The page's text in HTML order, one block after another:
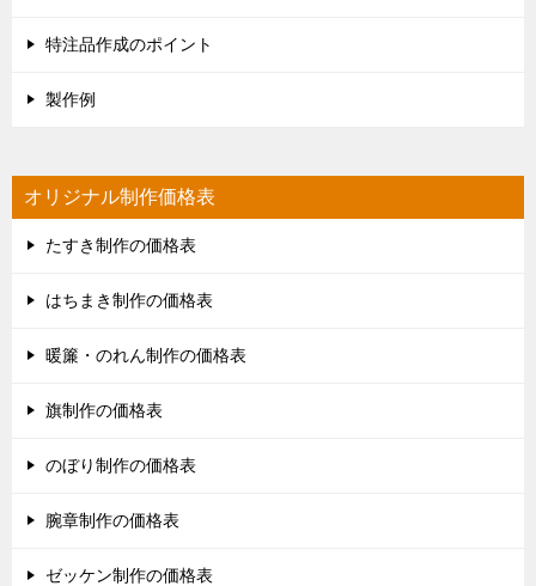
特注品作成のポイント
製作例
オリジナル制作価格表
たすき制作の価格表
はちまき制作の価格表
暖簾・のれん制作の価格表
旗制作の価格表
のぼり制作の価格表
腕章制作の価格表
ゼッケン制作の価格表